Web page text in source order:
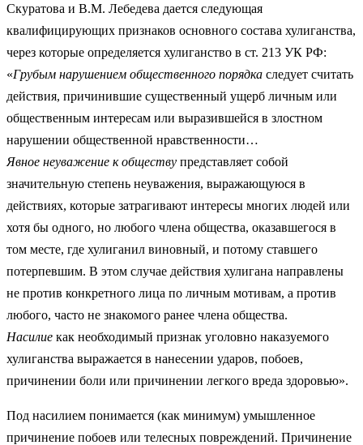
Скуратова и В.М. Лебедева дается следующая
квалифицирующих признаков основного состава хулиганства,
через которые определяется хулиганство в ст. 213 УК РФ:
«Грубым нарушением общественного порядка следует считать
действия, причинившие существенный ущерб личным или
общественным интересам или выразившейся в злостном
нарушении общественной нравственности…
Явное неуважение к обществу представляет собой
значительную степень неуважения, выражающуюся в
действиях, которые затрагивают интересы многих людей или
хотя бы одного, но любого члена общества, оказавшегося в
том месте, где хулиганил виновный, и потому ставшего
потерпевшим. В этом случае действия хулигана направлены
не против конкретного лица по личным мотивам, а против
любого, часто не знакомого ранее члена общества.
Насилие как необходимый признак уголовно наказуемого
хулиганства выражается в нанесении ударов, побоев,
причинении боли или причинении легкого вреда здоровью».
Под насилием понимается (как минимум) умышленное
причинение побоев или телесных повреждений. Причинение